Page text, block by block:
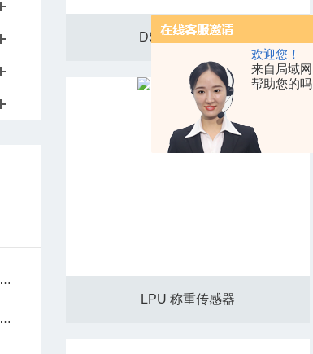
欢迎您！
来自局域
帮助您的吗
DSM 称重传感器
LPU 称重传感器